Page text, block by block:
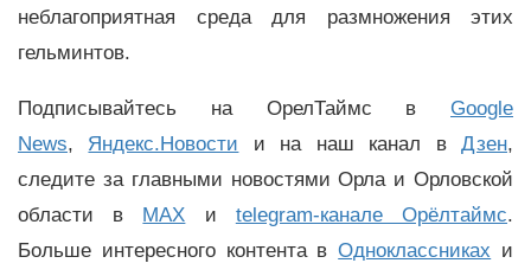
неблагоприятная среда для размножения этих
гельминтов.
Подписывайтесь на ОрелТаймс в Google
News, Яндекс.Новости и на наш канал вДзен,
следите за главными новостями Орла и Орловской
области в MAX и telegram-канале Орёлтаймс.
Больше интересного контента вОдноклассниках и